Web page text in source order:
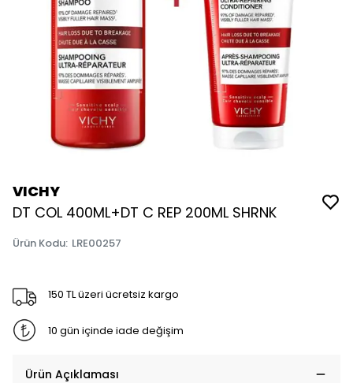
VICHY
DT COL 400ML+DT C REP 200ML SHRNK
Ürün Kodu: LRE00257
150 TL üzeri ücretsiz kargo
10 gün içinde iade değişim
Ürün Açıklaması